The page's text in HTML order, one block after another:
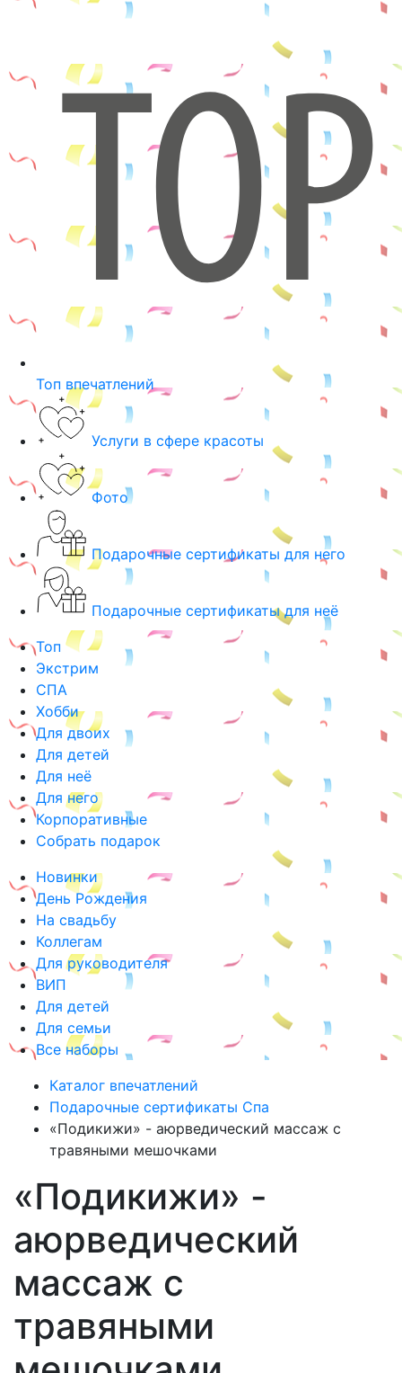
Топ впечатлений
Услуги в сфере красоты
Фото
Подарочные сертификаты для него
Подарочные сертификаты для неё
Топ
Экстрим
СПА
Хобби
Для двоих
Для детей
Для неё
Для него
Корпоративные
Собрать подарок
Новинки
День Рождения
На свадьбу
Коллегам
Для руководителя
ВИП
Для детей
Для семьи
Все наборы
Каталог впечатлений
Подарочные сертификаты Спа
«Подикижи» - аюрведический массаж с
травяными мешочками
«Подикижи» -
аюрведический
массаж с
травяными